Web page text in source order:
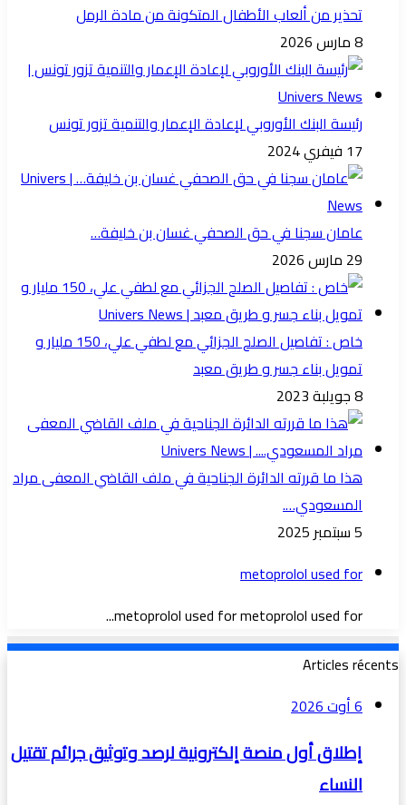
تحذير من ألعاب الأطفال المتكونة من مادة الرمل
8 مارس 2026
رئيسة البنك الأوروبي لإعادة الإعمار والتنمية تزور تونس
17 فيفري 2024
عامان سجنا في حق الصحفي غسان بن خليفة…
29 مارس 2026
خاص : تفاصيل الصلح الجزائي مع لطفي علي، 150 مليار و
تمويل بناء جسر و طريق معبد
8 جويلبة 2023
هذا ما قررته الدائرة الجناحية في ملف القاضي المعفى مراد
المسعودي….
5 سبتمبر 2025
metoprolol used for
metoprolol used for metoprolol used for...
Articles récents
6 أوت 2026
إطلاق أول منصة إلكترونية لرصد وتوثيق جرائم تقتيل
النساء